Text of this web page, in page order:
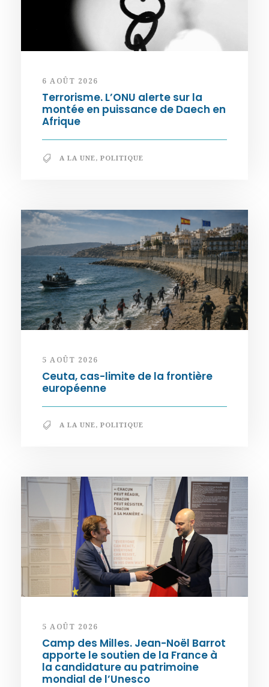
6 AOÛT 2026
Terrorisme. L’ONU alerte sur la
montée en puissance de Daech en
Afrique
A LA UNE, POLITIQUE
5 AOÛT 2026
Ceuta, cas-limite de la frontière
européenne
A LA UNE, POLITIQUE
5 AOÛT 2026
Camp des Milles. Jean-Noël Barrot
apporte le soutien de la France à
la candidature au patrimoine
mondial de l’Unesco